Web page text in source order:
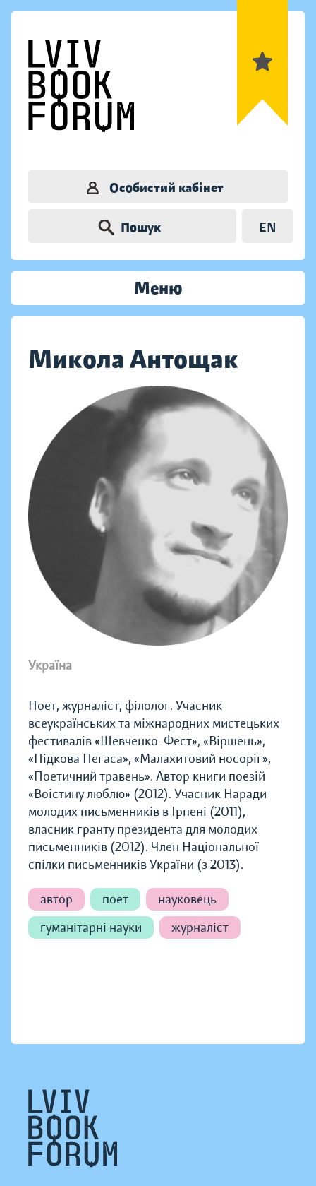
Особистий кабінет
Пошук EN
Меню
Микола Антощак
Україна
Поет, журналіст, філолог. Учасник
всеукраїнських та міжнародних мистецьких
фестивалів «Шевченко-Фест», «Віршень»,
«Підкова Пегаса», «Малахитовий носоріг»,
«Поетичний травень». Автор книги поезій
«Воістину люблю» (2012). Учасник Наради
молодих письменників в Ірпені (2011),
власник гранту президента для молодих
письменників (2012). Член Національної
спілки письменників України (з 2013).
автор поет
науковець
гуманітарні науки
журналіст